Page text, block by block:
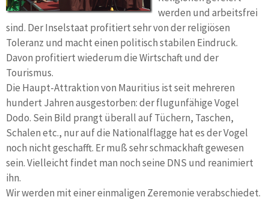
werden und arbeitsfrei
sind. Der Inselstaat profitiert sehr von der religiösen
Toleranz und macht einen politisch stabilen Eindruck.
Davon profitiert wiederum die Wirtschaft und der
Tourismus.
Die Haupt-Attraktion von Mauritius ist seit mehreren
hundert Jahren ausgestorben: der flugunfähige Vogel
Dodo. Sein Bild prangt überall auf Tüchern, Taschen,
Schalen etc., nur auf die Nationalflagge hat es der Vogel
noch nicht geschafft. Er muß sehr schmackhaft gewesen
sein. Vielleicht findet man noch seine DNS und reanimiert
ihn.
Wir werden mit einer einmaligen Zeremonie verabschiedet.